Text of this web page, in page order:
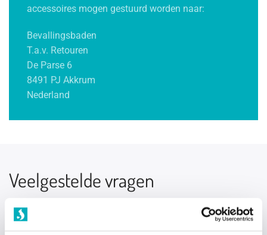
accessoires mogen gestuurd worden naar:
Bevallingsbaden
T.a.v. Retouren
De Parse 6
8491 PJ Akkrum
Nederland
Veelgestelde vragen
Wat gaat hoe retour bij een huur bevallingsbad?